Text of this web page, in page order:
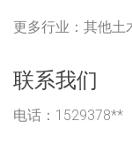
更多行业： 其他土
联系我们
电话：1529378**